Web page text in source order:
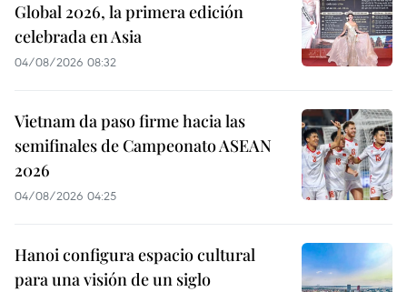
Global 2026, la primera edición
celebrada en Asia
04/08/2026 08:32
Vietnam da paso firme hacia las
semifinales de Campeonato ASEAN
2026
04/08/2026 04:25
Hanoi configura espacio cultural
para una visión de un siglo